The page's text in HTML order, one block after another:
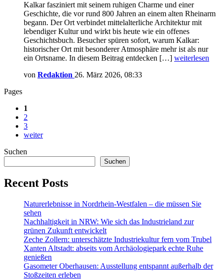
Kalkar fasziniert mit seinem ruhigen Charme und einer
Geschichte, die vor rund 800 Jahren an einem alten Rheinarm
begann. Der Ort verbindet mittelalterliche Architektur mit
lebendiger Kultur und wirkt bis heute wie ein offenes
Geschichtsbuch. Besucher spüren sofort, warum Kalkar:
historischer Ort mit besonderer Atmosphäre mehr ist als nur
ein Ortsname. In diesem Beitrag entdecken […] weiterlesen
von Redaktion 26. März 2026, 08:33
Pages
1
2
3
weiter
Suchen
Suchen
Recent Posts
Naturerlebnisse in Nordrhein-Westfalen – die müssen Sie
sehen
Nachhaltigkeit in NRW: Wie sich das Industrieland zur
grünen Zukunft entwickelt
Zeche Zollern: unterschätzte Industriekultur fern vom Trubel
Xanten Altstadt: abseits vom Archäologiepark echte Ruhe
genießen
Gasometer Oberhausen: Ausstellung entspannt außerhalb der
Stoßzeiten erleben